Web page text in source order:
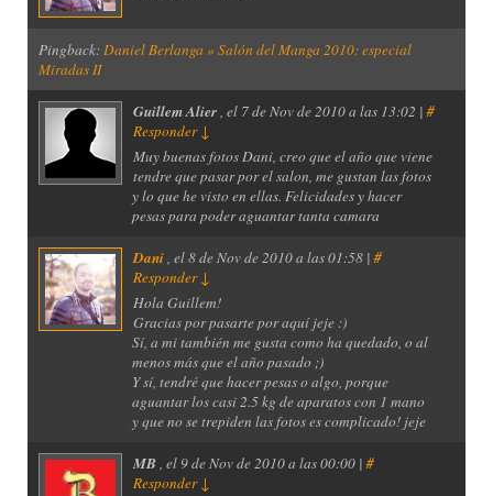
Pingback:Daniel Berlanga » Salón del Manga 2010: especial
Miradas II
Guillem Alier, el 7 de Nov de 2010 a las 13:02 |#
Responder↓
Muy buenas fotos Dani, creo que el año que viene
tendre que pasar por el salon, me gustan las fotos
y lo que he visto en ellas. Felicidades y hacer
pesas para poder aguantar tanta camara
Dani, el8 de Nov de 2010 a las 01:58 |#
Responder↓
Hola Guillem!
Gracias por pasarte por aquí jeje :)
Sí, a mi también me gusta como ha quedado, o al
menos más que el año pasado ;)
Y sí, tendré que hacer pesas o algo, porque
aguantar los casi 2.5 kg de aparatos con 1 mano
y que no se trepiden las fotos es complicado! jeje
MB, el9 de Nov de 2010 a las 00:00 |#
Responder↓